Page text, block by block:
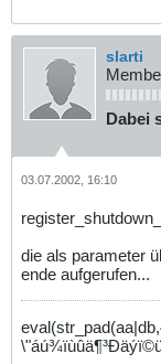
slarti
Dabei
03.07.2002, 16:10
die als parameter
ende aufgerufen...